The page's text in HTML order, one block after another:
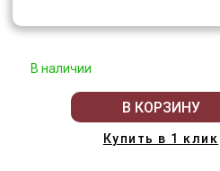
В наличии
В КОРЗИНУ
Купить в 1 клик